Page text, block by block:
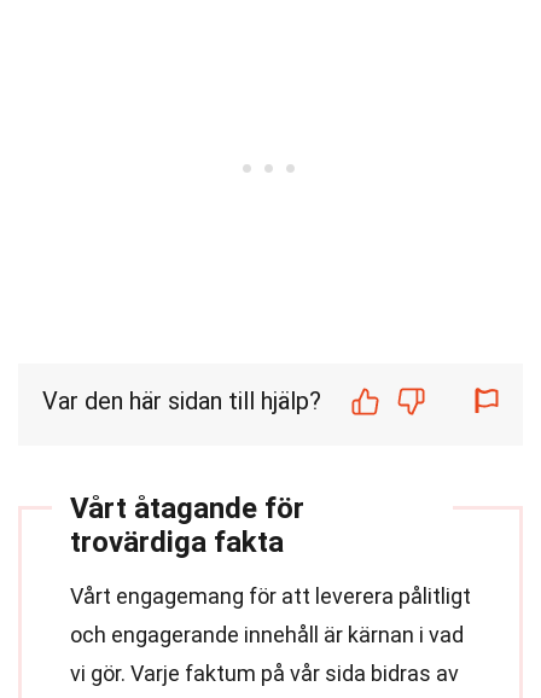
Var den här sidan till hjälp?
Vårt åtagande för
trovärdiga fakta
Vårt engagemang för att leverera pålitligt
och engagerande innehåll är kärnan i vad
vi gör. Varje faktum på vår sida bidras av